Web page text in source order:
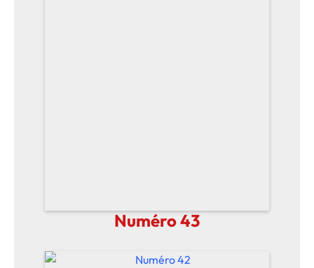
Numéro 43